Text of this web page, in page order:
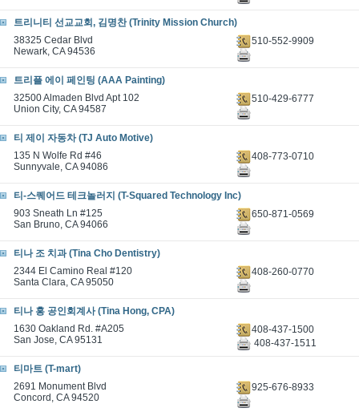
트리니티 선교교회, 김명찬 (Trinity Mission Church)
38325 Cedar Blvd
Newark, CA 94536
510-552-9909
트리플 에이 페인팅 (AAA Painting)
32500 Almaden Blvd Apt 102
Union City, CA 94587
510-429-6777
티 제이 자동차 (TJ Auto Motive)
135 N Wolfe Rd #46
Sunnyvale, CA 94086
408-773-0710
티-스퀘어드 테크놀러지 (T-Squared Technology Inc)
903 Sneath Ln #125
San Bruno, CA 94066
650-871-0569
티나 조 치과 (Tina Cho Dentistry)
2344 El Camino Real #120
Santa Clara, CA 95050
408-260-0770
티나 홍 공인회계사 (Tina Hong, CPA)
1630 Oakland Rd. #A205
San Jose, CA 95131
408-437-1500
408-437-1511
티마트 (T-mart)
2691 Monument Blvd
Concord, CA 94520
925-676-8933